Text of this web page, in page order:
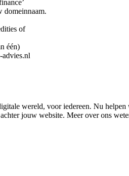
domeinnaam.
of
één)
wereld, voor iedereen. Nu
jouw website. Meer over ons